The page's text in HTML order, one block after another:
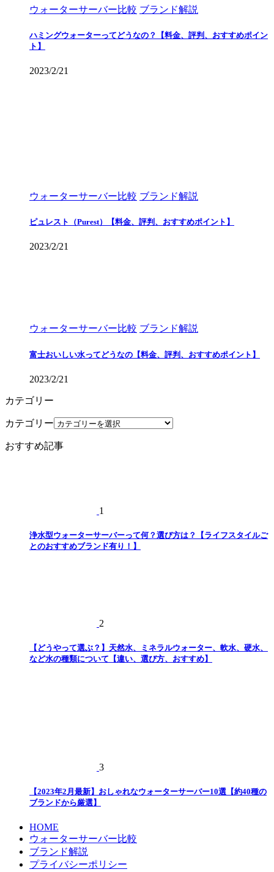
ウォーターサーバー比較 ブランド解説
ハミングウォーターってどうなの？【料金、評判、おすすめポイン
ト】
2023/2/21
ウォーターサーバー比較 ブランド解説
ピュレスト（Purest）【料金、評判、おすすめポイント】
2023/2/21
ウォーターサーバー比較 ブランド解説
富士おいしい水ってどうなの【料金、評判、おすすめポイント】
2023/2/21
カテゴリー
カテゴリー
おすすめ記事
1
浄水型ウォーターサーバーって何？選び方は？【ライフスタイルご
とのおすすめブランド有り！】
2
【どうやって選ぶ？】天然水、ミネラルウォーター、軟水、硬水、
など水の種類について【違い、選び方、おすすめ】
3
【2023年2月最新】おしゃれなウォーターサーバー10選【約40種の
ブランドから厳選】
HOME
ウォーターサーバー比較
ブランド解説
プライバシーポリシー